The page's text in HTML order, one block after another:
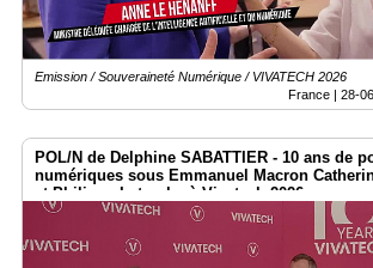
Emission / Souveraineté Numérique / VIVATECH 2026
France | 28-
POL/N de Delphine SABATTIER - 10 ans de
numériques sous Emmanuel Macron
et Philippe Latombe à Vivatech 2026